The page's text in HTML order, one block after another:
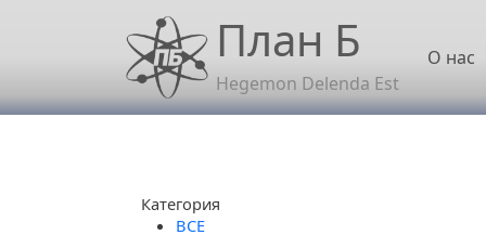
Перейти к основному содержаниюПлан Б
Hegemon Delenda Est
О нас
Категория